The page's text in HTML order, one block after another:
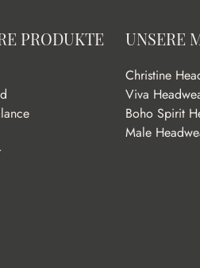
PRODUKTE UNSERE
Christine
Viva
Boho Spirit
Male